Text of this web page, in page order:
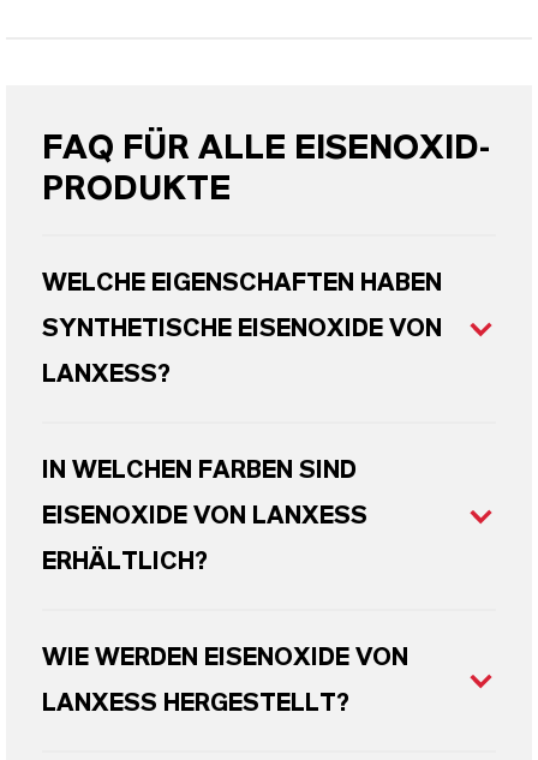
FAQ FÜR ALLE EISENOXID-
PRODUKTE
WELCHE EIGENSCHAFTEN HABEN
SYNTHETISCHE EISENOXIDE VON
LANXESS?
IN WELCHEN FARBEN SIND
EISENOXIDE VON LANXESS
ERHÄLTLICH?
WIE WERDEN EISENOXIDE VON
LANXESS HERGESTELLT?